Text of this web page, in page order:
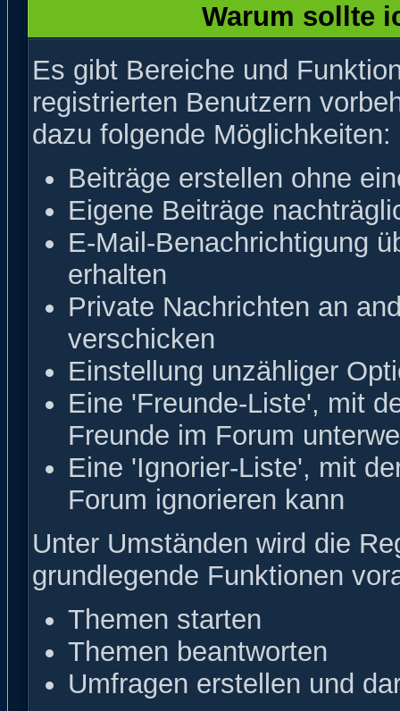
Warum sollte
Es gibt Bereiche und
registrierten Benutzern
dazu folgende Möglichkeiten:
Beiträge erstellen ohne
Eigene Beiträge
E-Mail-Benachrichtigung
erhalten
Private Nachrichten an
verschicken
Einstellung unzähliger
Eine 'Freunde-Liste', mit
Freunde im Forum
Eine 'Ignorier-Liste', mit
Forum ignorieren kann
Unter Umständen wird die
grundlegende Funktionen
Themen starten
Themen beantworten
Umfragen erstellen und